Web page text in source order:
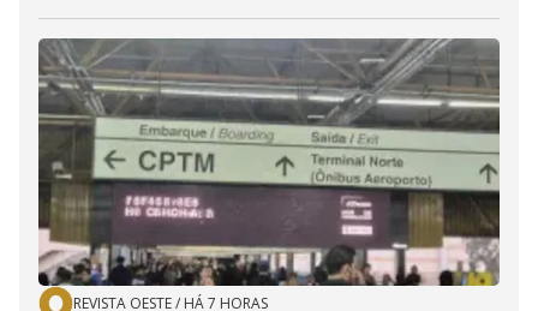
REVISTA OESTE/ HÁ 7 HORAS